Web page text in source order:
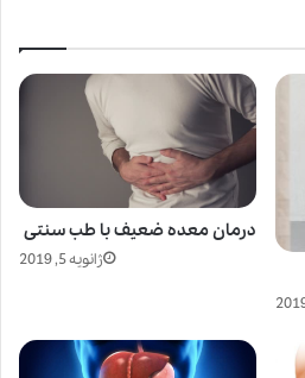
درمان معده ضعیف با طب سنتی
ژانویه 5, 2019